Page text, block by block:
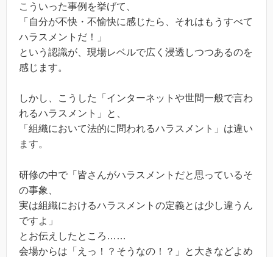
こういった事例を挙げて、
「自分が不快・不愉快に感じたら、それはもうすべて
ハラスメントだ！」
という認識が、現場レベルで広く浸透しつつあるのを
感じます。
しかし、こうした「インターネットや世間一般で言わ
れるハラスメント」と、
「組織において法的に問われるハラスメント」は違い
ます。
研修の中で「皆さんがハラスメントだと思っているそ
の事象、
実は組織におけるハラスメントの定義とは少し違うん
ですよ」
とお伝えしたところ……
会場からは「えっ！？そうなの！？」と大きなどよめ